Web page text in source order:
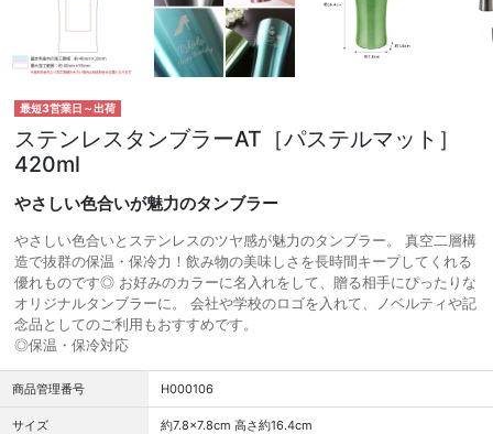
最短3営業日～出荷
ステンレスタンブラーAT［パステルマット］
420ml
やさしい色合いが魅力のタンブラー
やさしい色合いとステンレスのツヤ感が魅力のタンブラー。 真空二層構
造で抜群の保温・保冷力！飲み物の美味しさを長時間キープしてくれる
優れものです◎ お好みのカラーに名入れをして、贈る相手にぴったりな
オリジナルタンブラーに。 会社や学校のロゴを入れて、ノベルティや記
念品としてのご利用もおすすめです。
◎保温・保冷対応
商品管理番号 H000106
サイズ 約7.8×7.8cm 高さ約16.4cm